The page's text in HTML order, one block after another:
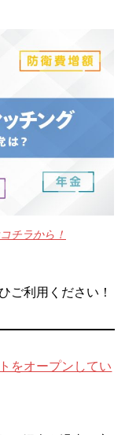
チラから！
ご利用ください！
をオープンしてい